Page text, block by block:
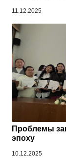
11.12.2025
Проблемы
эпоху
10.12.2025